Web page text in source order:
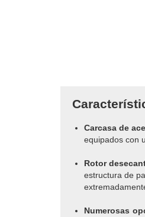
Carcasa de
equipados con
Rotor
estructura de
Numerosas